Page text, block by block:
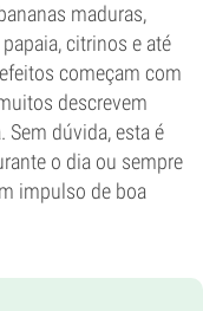
maduras,
citrinos e até
começam com
descrevem
dúvida, esta é
o dia ou sempre
impulso de boa